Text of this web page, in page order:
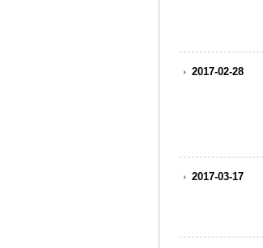
2017-02-28
2017-03-17